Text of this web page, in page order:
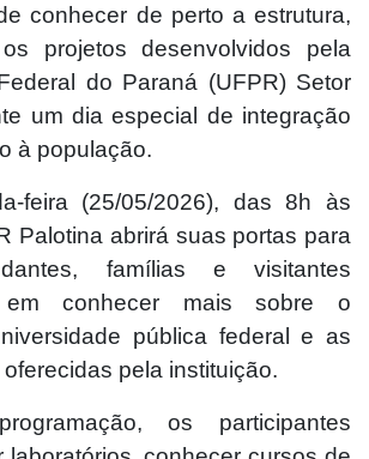
conhecer de perto a estrutura,
projetos desenvolvidos pela
do Paraná (UFPR) Setor
um dia especial de integração
à população.
feira (25/05/2026), das 8h às
Palotina abrirá suas portas para
famílias e visitantes
em conhecer mais sobre o
pública federal e as
pela instituição.
os participantes